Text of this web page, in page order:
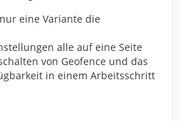
eine Variante die
alle auf eine Seite
von Geofence und das
in einem Arbeitsschritt